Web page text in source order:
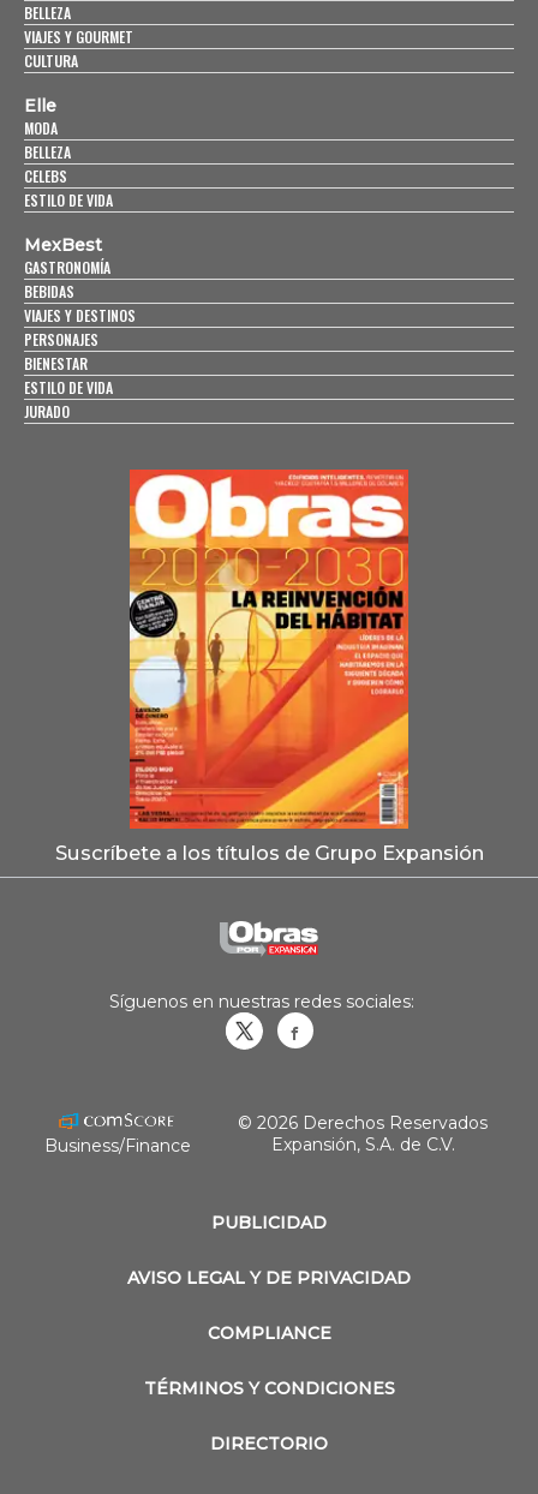
BELLEZA
VIAJES Y GOURMET
CULTURA
Elle
MODA
BELLEZA
CELEBS
ESTILO DE VIDA
MexBest
GASTRONOMÍA
BEBIDAS
VIAJES Y DESTINOS
PERSONAJES
BIENESTAR
ESTILO DE VIDA
JURADO
Suscríbete a los títulos de Grupo Expansión
PUBLICIDAD
AVISO LEGAL Y DE PRIVACIDAD
COMPLIANCE
TÉRMINOS Y CONDICIONES
DIRECTORIO
Síguenos en nuestras redes sociales:
Business/Finance
© 2026 Derechos Reservados
Expansión, S.A. de C.V.